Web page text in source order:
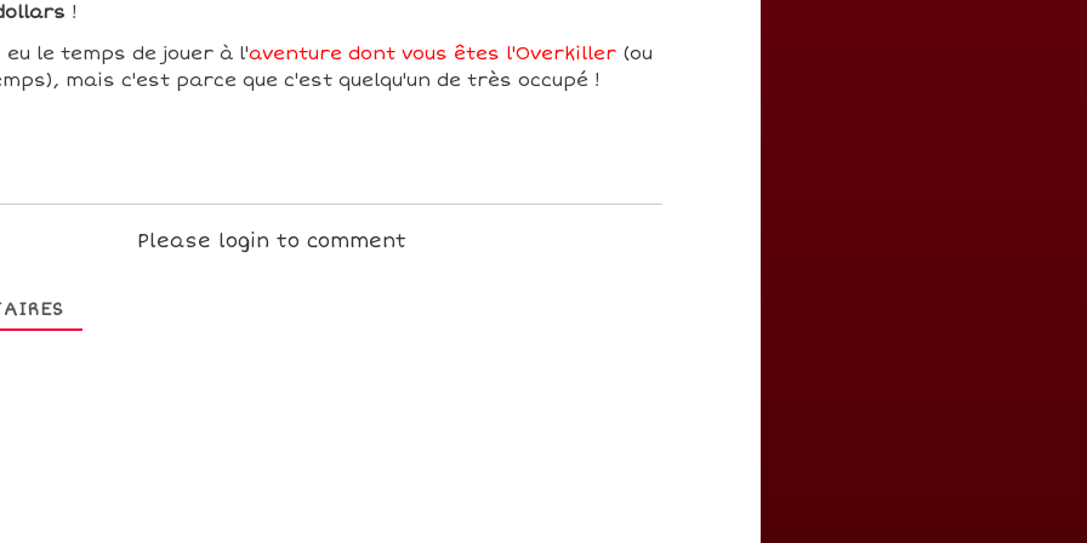
!
le temps de jouer à l'aventure dont vous êtes l'Overkiller(ou
mais c'est parce que c'est quelqu'un de très occupé !
Please login to comment